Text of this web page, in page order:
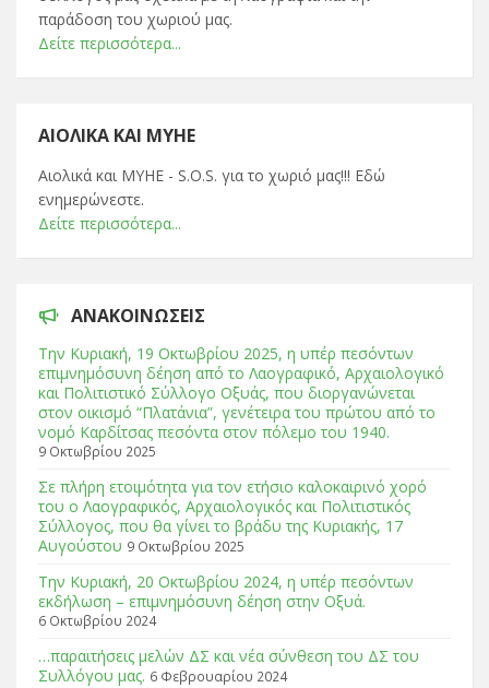
παράδοση του χωριού μας.
Δείτε περισσότερα...
ΑΙΟΛΙΚΆ ΚΑΙ ΜΥΗΕ
Αιολικά και ΜΥΗΕ - S.O.S. για το χωριό μας!!! Εδώ
ενημερώνεστε.
Δείτε περισσότερα...
ΑΝΑΚΟΙΝΏΣΕΙΣ
Tην Κυριακή, 19 Οκτωβρίου 2025, η υπέρ πεσόντων
επιμνημόσυνη δέηση από το Λαογραφικό, Αρχαιολογικό
και Πολιτιστικό Σύλλογο Οξυάς, που διοργανώνεται
στον οικισμό “Πλατάνια”, γενέτειρα του πρώτου από το
νομό Καρδίτσας πεσόντα στον πόλεμο του 1940.
9 Οκτωβρίου 2025
Σε πλήρη ετοιμότητα για τον ετήσιο καλοκαιρινό χορό
του ο Λαογραφικός, Αρχαιολογικός και Πολιτιστικός
Σύλλογος, που θα γίνει το βράδυ της Κυριακής, 17
Αυγούστου 9 Οκτωβρίου 2025
Tην Κυριακή, 20 Οκτωβρίου 2024, η υπέρ πεσόντων
εκδήλωση – επιμνημόσυνη δέηση στην Οξυά.
6 Οκτωβρίου 2024
…παραιτήσεις μελών ΔΣ και νέα σύνθεση του ΔΣ του
Συλλόγου μας. 6 Φεβρουαρίου 2024